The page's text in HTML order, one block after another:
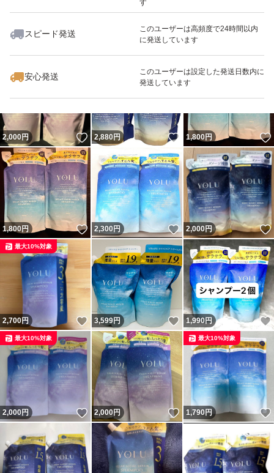
す
スピード発送
このユーザーは高頻度で24時間以内
に発送しています
安心発送
このユーザーは設定した発送日数内に
発送しています
いいね！
1,790
2,000円 いいね！
2,880円 いいね！
1,800円
1,800円 いいね！
2,300円 いいね！
2,000円
2,700円 いいね！
最大10%対象
3,599円 いいね！
1,990円
2,000円 いいね！
最大10%対象
2,000円 いいね！
1,790円
最大10%対象